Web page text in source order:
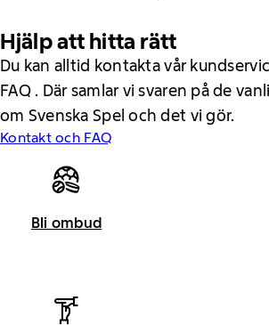
Hjälp att hitta rätt
Du kan alltid kontakta vår
FAQ . Där samlar vi svaren på de
om Svenska Spel och det vi gör.
Kontakt och FAQ
Bli ombud